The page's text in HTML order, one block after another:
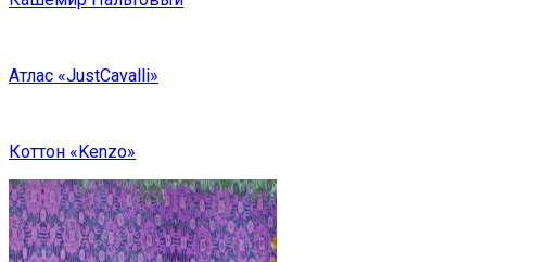
Атлас «JustCavalli»
Коттон «Kenzo»